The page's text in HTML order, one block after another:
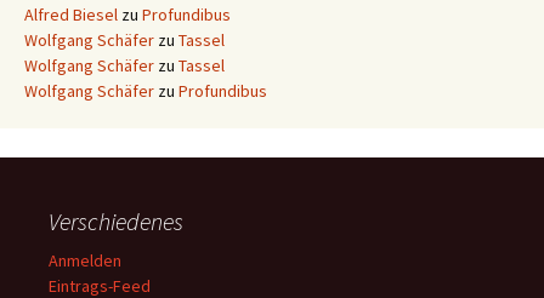
Alfred Biesel zu Profundibus
Wolfgang Schäfer zu Tassel
Wolfgang Schäfer zu Tassel
Wolfgang Schäfer zu Profundibus
Verschiedenes
Anmelden
Eintrags-Feed